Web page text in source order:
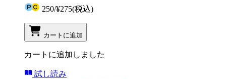
250/¥275(税込)
カートに追加
カートに追加しました
試し読み